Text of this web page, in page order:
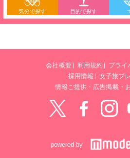
気分で探す 目的で探す
会社概要 利用規約
プライ
採用情報
女子旅プ
情報ご提供・広告掲載・
powered by